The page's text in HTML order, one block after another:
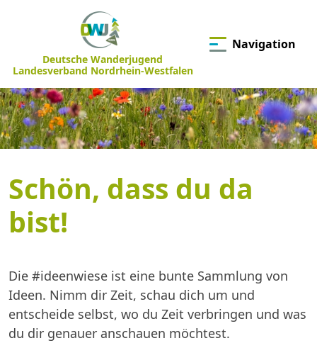
Deutsche Wanderjugend
Landesverband Nordrhein-Westfalen
Navigation
Schön, dass du da
bist!
Die #ideenwiese ist eine bunte Sammlung von
Ideen. Nimm dir Zeit, schau dich um und
entscheide selbst, wo du Zeit verbringen und was
du dir genauer anschauen möchtest.